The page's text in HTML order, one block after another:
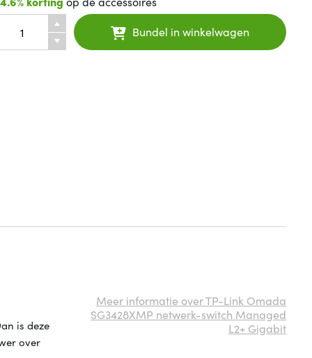
Bundel in winkelwagen
is deze
over
Meer informatie over TP-Link Omada
SG3428XMP netwerk-switch Managed
L2+ Gigabit